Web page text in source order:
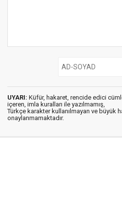
UYARI: Küfür, hakaret, rencide edici
içeren, imla kuralları ile yazılmamış,
Türkçe karakter kullanılmayan ve büyük
onaylanmamaktadır.